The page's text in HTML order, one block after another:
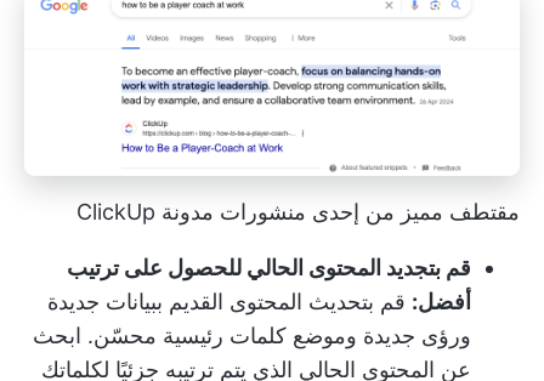
مقتطف مميز من إحدى منشورات مدونة ClickUp
قم بتجديد المحتوى الحالي للحصول على ترتيب
أفضل: قم بتحديث المحتوى القديم ببيانات جديدة
ورؤى جديدة وموضع كلمات رئيسية محسّن. ابحث
عن المحتوى الحالي الذي يتم ترتيبه جزئيًا لكلماتك